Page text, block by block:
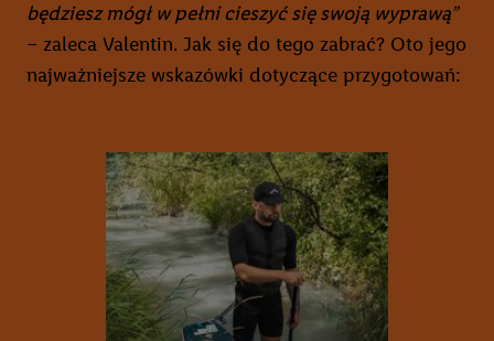
będziesz mógł w pełni cieszyć się swoją wyprawą”
– zaleca Valentin. Jak się do tego zabrać? Oto jego
najważniejsze wskazówki dotyczące przygotowań: